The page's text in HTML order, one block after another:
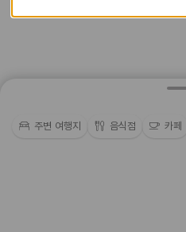
주변 여행지 음식점 카페